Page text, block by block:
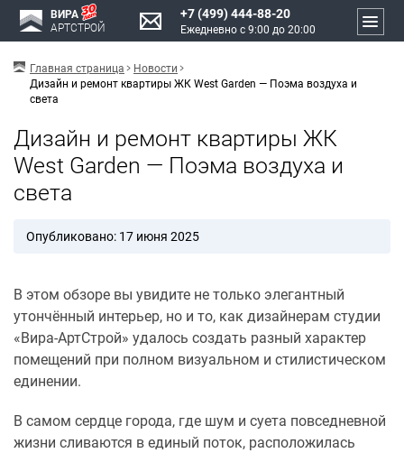
ВИРА
АРТСТРОЙ
+7 (499) 444-88-20
Ежедневно с 9:00 до 20:00
Главная страница
Новости
Дизайн и ремонт квартиры ЖК West Garden — Поэма воздуха и
света
Дизайн и ремонт квартиры ЖК
West Garden — Поэма воздуха и
света
Опубликовано: 17 июня 2025
В этом обзоре вы увидите не только элегантный
утончённый интерьер, но и то, как дизайнерам студии
«Вира-АртСтрой» удалось создать разный характер
помещений при полном визуальном и стилистическом
единении.
В самом сердце города, где шум и суета повседневной
жизни сливаются в единый поток, расположилась